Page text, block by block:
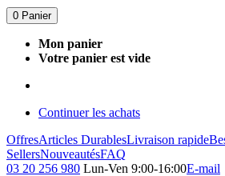
0 Panier
Mon panier
Votre panier est vide
Continuer les achats
OffresArticles DurablesLivraison rapide
SellersNouveautésFAQ
03 20 256 980 Lun-Ven 9:00-16:00E-mail